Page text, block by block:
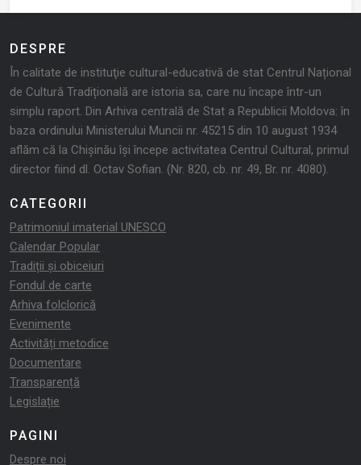
DESPRE
În calitate de instituţie cultural-educativă de stat Centrul Național
de Cultură Tradițională are istoria sa, care nu încape într-un
simplu raport. Din Arhiva centrală de Stat a Republicii Moldova: în
baza ordinului Ministerului Muncii nr. 45215 din 10 august 1934
aflăm că la Chişinău îşi începe activitatea Centrul Cultural, primul
director fiind dl. Octav Sofian. (Nr. 820, cb. nr. 49, Br. nr. 4080).
CATEGORII
Patrimoniul imaterial UNESCO
Calendar Popular
Tradiții și obiceiuri
Fondul de carte
Arhiva folclorică
Evenimente
Activități metodice
Documentare
Transparență
Legislație
PAGINI
Despre noi